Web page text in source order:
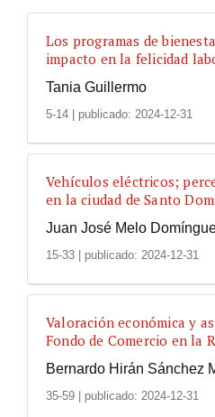
Los programas de
impacto en la felicidad
Tania Guillermo
5-14 publicado: 2024-12-31
Vehículos eléctricos;
en la ciudad de Santo
Juan José Melo
15-33 publicado: 2024-12-31
Valoración económica y
Fondo de Comercio en la
Bernardo Hirán Sánchez
35-59 | publicado: 2024-12-31